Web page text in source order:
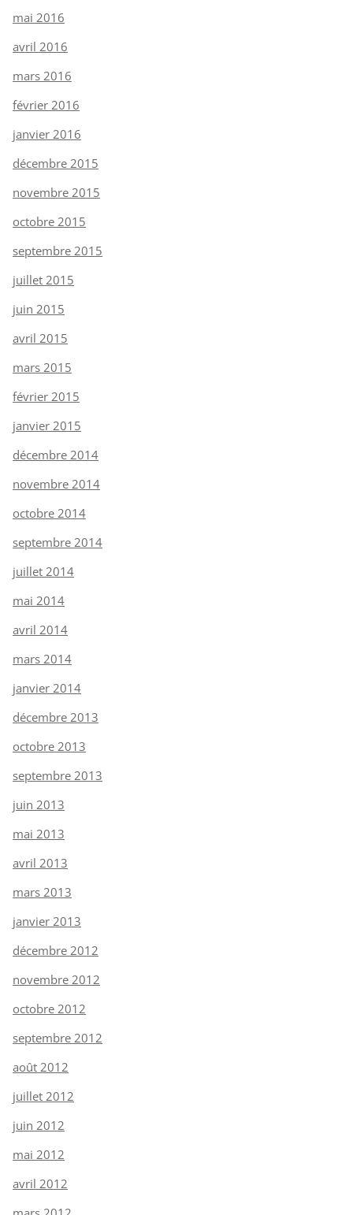
mai 2016
avril 2016
mars 2016
février 2016
janvier 2016
décembre 2015
novembre 2015
octobre 2015
septembre 2015
juillet 2015
juin 2015
avril 2015
mars 2015
février 2015
janvier 2015
décembre 2014
novembre 2014
octobre 2014
septembre 2014
juillet 2014
mai 2014
avril 2014
mars 2014
janvier 2014
décembre 2013
octobre 2013
septembre 2013
juin 2013
mai 2013
avril 2013
mars 2013
janvier 2013
décembre 2012
novembre 2012
octobre 2012
septembre 2012
août 2012
juillet 2012
juin 2012
mai 2012
avril 2012